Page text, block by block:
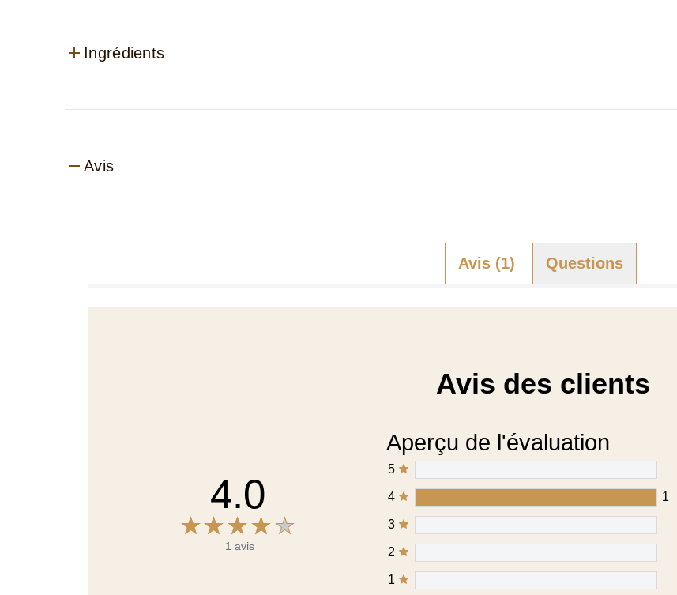
Ingrédients
Avis
Avis (1) Questions (0)
Avis des clients
4.0
1 avis
Aperçu de l'évaluation
5
4 1
3
2
1